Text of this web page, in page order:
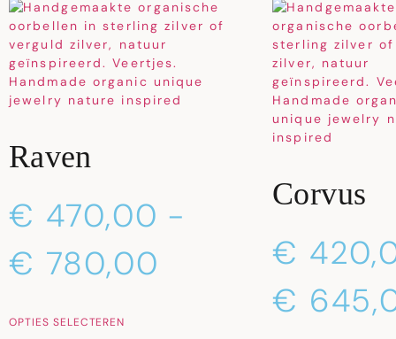
Raven
€ 470,00 -
€ 780,00
OPTIES SELECTEREN
Corvus
€
€